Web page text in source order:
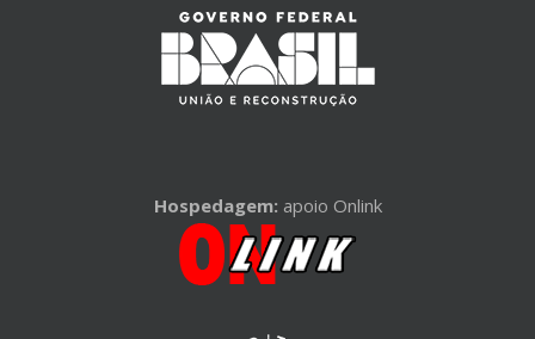
Hospedagem: apoio Onlink